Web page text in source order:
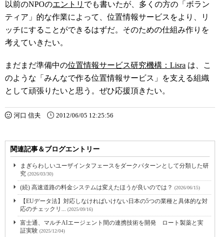
以前のNPOのエントリ でも書いたが、多くの方の「ボラン
ティア」的な作業によって、位置情報サービスをより、リ
ッチにすることができるはずだ。そのための仕組み作りを
考えていきたい。
まだまだ準備中の位置情報サービス研究機構：Lisra は、こ
のような「みんなで作る位置情報サービス」を支える組織
として頑張りたいと思う。ぜひ応援頂きたい。
河口 信夫 2012/06/05 12:25:56
関連記事＆ブログエントリー
まぎらわしいユーザインタフェースをダークパターンとして分類した研
究 (2026/03/30)
(続) 高速道路の料金システムは変えたほうが良いのでは？ (2026/06/15)
【EUデータ法】対応しなければいけない日本の5つの業種と具体的な対
応のチェックリ... (2025/09/16)
富士通、マルチAIエージェント間の連携技術を開発 ロート製薬と実
証実験 (2025/12/04)